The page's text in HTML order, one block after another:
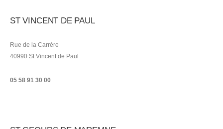
ST VINCENT DE PAUL
Rue de la Carrère
40990 St Vincent de Paul
05 58 91 30 00